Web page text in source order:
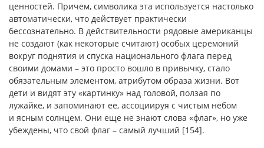
ценностей. Причем, символика эта используется настолько
автоматически, что действует практически
бессознательно. В действительности рядовые американцы
не создают (как некоторые считают) особых церемоний
вокруг поднятия и спуска национального флага перед
своими домами – это просто вошло в привычку, стало
обязательным элементом, атрибутом образа жизни. Вот
дети и видят эту «картинку» над головой, ползая по
лужайке, и запоминают ее, ассоциируя с чистым небом
и ясным солнцем. Они еще не знают слова «флаг», но уже
убеждены, что свой флаг – самый лучший [154].